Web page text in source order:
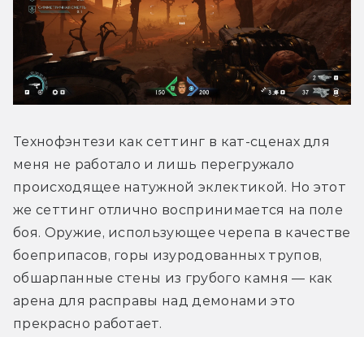
Технофэнтези как сеттинг в кат-сценах для
меня не работало и лишь перегружало
происходящее натужной эклектикой. Но этот
же сеттинг отлично воспринимается на поле
боя. Оружие, использующее черепа в качестве
боеприпасов, горы изуродованных трупов,
обшарпанные стены из грубого камня — как
арена для расправы над демонами это
прекрасно работает.